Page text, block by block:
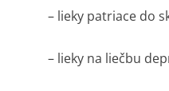
– lieky patriace do
– lieky na liečbu